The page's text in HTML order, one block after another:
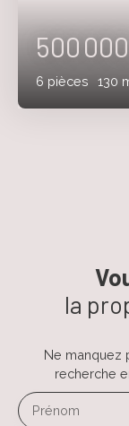
500
6 pièces 130
la
Ne manquez
recherche
Prénom